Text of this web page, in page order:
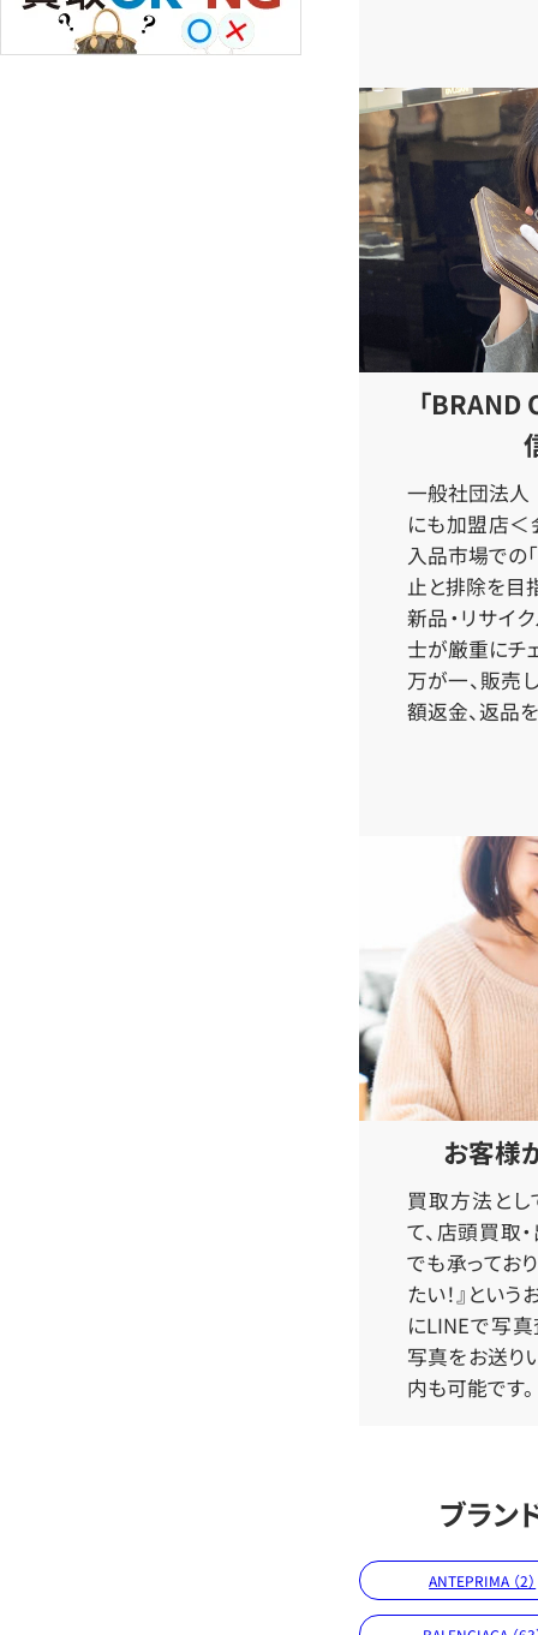
「BRAND
一般社団法人
にも加盟店＜
入品市場での
止と排除を目
新品・リサイ
士が厳重にチ
万が一、販売
額返金、返品
お客様
買取方法と
て、店頭買取
でも承ってお
たい！』とい
にLINEで写真
写真をお送り
内も可能です。
ブラン
ANTEPRIMA （2）